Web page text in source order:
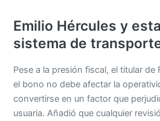
Emilio Hércules y
sistema de
Pese a la presión fiscal, el titular
el bono no debe afectar la
convertirse en un factor que
usuaria. Añadió que cualquier